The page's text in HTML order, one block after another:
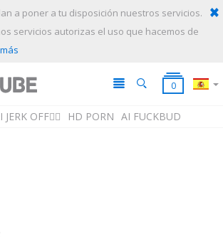
a poner a tu disposición nuestros servicios.
servicios autorizas el uso que hacemos de
0
JERK OFF🏳️‍🌈 HD PORN AI FUCKBUD